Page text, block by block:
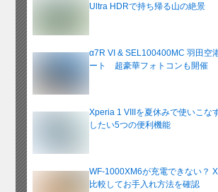
Ultra HDRで持ち帰る山の絶景
α7R VI & SEL100400MC 羽田空
ート 超豪華フォトコンも開催
Xperia 1 VIIIを夏休みで使いこな
したい5つの便利機能
WF-1000XM6が充電できない？
比較してお手入れ方法を確認